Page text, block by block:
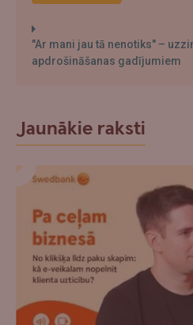
"Ar mani jau tā nenotiks" –
apdrošināšanas gadījumiem
Jaunākie raksti